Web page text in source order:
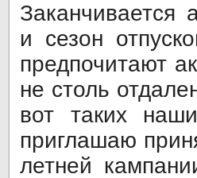
Заканчивается
и сезон
предпочитают
не столь
вот таких
приглашаю
летней